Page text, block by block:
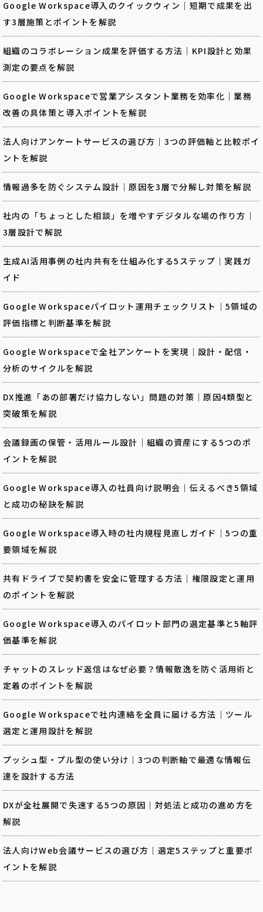
Google Workspace導入のクイックウィン｜短期で成果を出
す3層施策とポイントを解説
組織のコラボレーション成果を評価する方法｜KPI設計と効果
測定の要点を解説
Google Workspaceで営業アシスタント業務を効率化｜業務
改善の具体策と導入ポイントを解説
法人向けアンケートサービスの選び方｜3つの評価軸と比較ポイ
ントを解説
情報過多を防ぐシステム設計｜原因を3層で分解し対策を解説
社内の「ちょっとした相談」を増やすデジタルな場の作り方｜
3層設計で解説
生成AI活用事例の社内共有を仕組み化する5ステップ｜実践ガ
イド
Google Workspaceパイロット運用チェックリスト｜5領域の
評価指標と判断基準を解説
Google Workspaceで全社アンケートを実現｜設計・配信・
分析のサイクルを解説
DX推進「あの部署だけ協力しない」問題の対策｜原因4類型と
突破策を解説
会議録画の保管・活用ルール設計｜組織の資産にする5つのポ
イントを解説
Google Workspace導入の社員向け説明会｜伝えるべき5領域
と成功の秘訣を解説
Google Workspace導入時の社内規程見直しガイド｜5つの重
要領域を解説
共有ドライブで契約書を安全に管理する方法｜権限設定と運用
のポイントを解説
Google Workspace導入のパイロット部門の選定基準と5軸評
価基準を解説
チャットのスレッド返信はなぜ必要？情報散逸を防ぐ活用術と
定着のポイントを解説
Google Workspaceで社内連絡を全員に届ける方法｜ツール
選定と運用設計を解説
プッシュ型・プル型の使い分け｜3つの判断軸で最適な情報伝
達を設計する方法
DXが全社展開で失速する5つの原因｜対処法と成功の進め方を
解説
法人向けWeb会議サービスの選び方｜選定5ステップと重要ポ
イントを解説